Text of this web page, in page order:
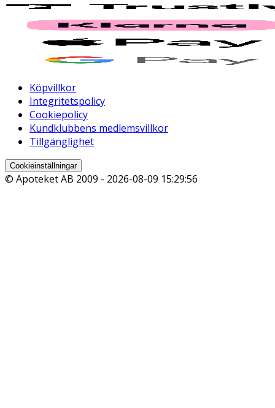
Köpvillkor
Integritetspolicy
Cookiepolicy
Kundklubbens medlemsvillkor
Tillgänglighet
Cookieinställningar
© Apoteket AB 2009 - 2026-08-09 15:29:56